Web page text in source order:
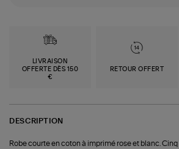
LIVRAISON
OFFERTE DÈS 150
€
RETOUR OFFERT
DESCRIPTION
Robe courte en coton à imprimé rose et blanc.